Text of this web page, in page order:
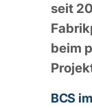
seit
beim
BCS